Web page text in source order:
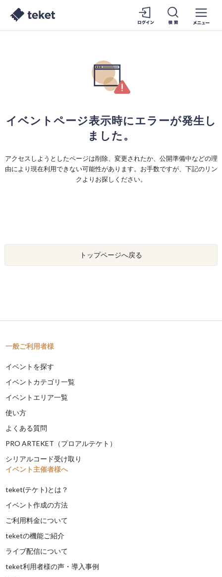
イベントページ表示時にエラーが発生し
ました。
アクセスしようとしたページは削除、変更されたか、公開準備中などの理
由により現在利用できない可能性があります。お手数ですが、下記のリン
クよりお探しください。
トップページへ戻る
一般ご利用者様
イベントを探す
イベントカテゴリ一覧
イベントエリア一覧
使い方
よくある質問
PRO ARTEKET（プロアルテケト）
シリアルコード受け取り
イベント主催者様へ
teket(テケト)とは？
イベント作成の方法
ご利用料金について
teketの機能ご紹介
ライブ配信について
teket利用者様の声・導入事例